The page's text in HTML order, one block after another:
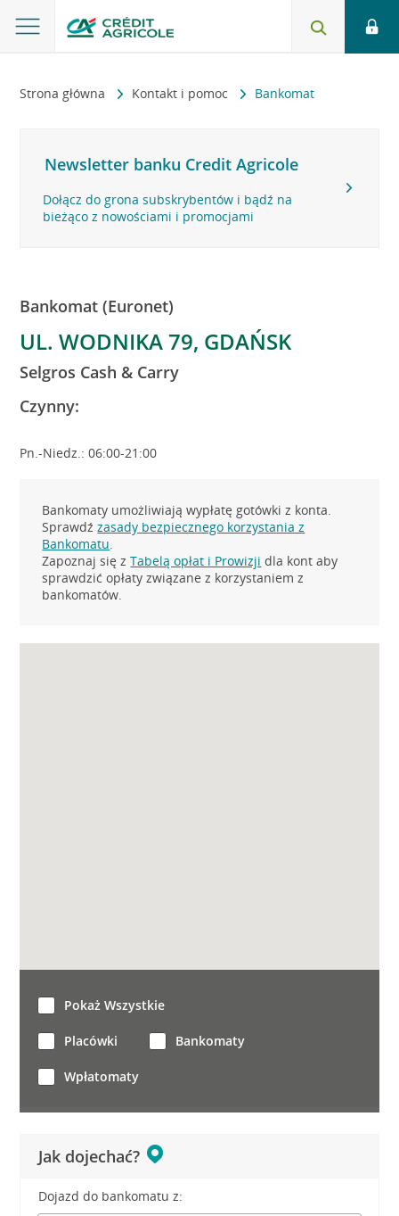
Strona główna Kontakt i pomoc Bankomat
Newsletter banku Credit Agricole
Dołącz do grona subskrybentów i bądź na
bieżąco z nowościami i promocjami
Bankomat (Euronet)
UL. WODNIKA 79, GDAŃSK
Selgros Cash & Carry
Czynny:
Pn.-Niedz.: 06:00-21:00
Bankomaty umożliwiają wypłatę gotówki z konta.
Sprawdźzasady bezpiecznego korzystania z
Bankomatu.
Zapoznaj się zTabelą opłat i Prowizji dla kont aby
sprawdzić opłaty związane z korzystaniem z
bankomatów.
Jak dojechać?
Dojazd do bankomatu z:
Pokaż Wszystkie
Placówki Bankomaty
Wpłatomaty